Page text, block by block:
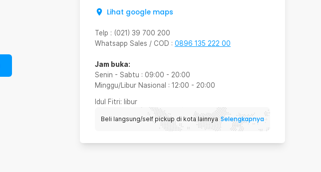
Lihat google maps
Telp : (021) 39 700 200
Whatsapp Sales / COD : 0896 135 222 00
Jam buka:
Senin - Sabtu : 09:00 - 20:00
Minggu/Libur Nasional : 12:00 - 20:00
Idul Fitri: libur
Beli langsung/self pickup di kota lainnya Selengkapnya